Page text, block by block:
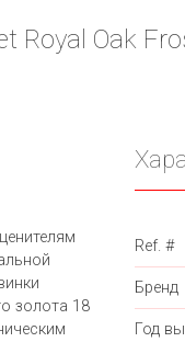
Royal Oak
золота 18
Ref. #
Бренд
Год